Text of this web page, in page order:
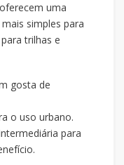
uma
simples para
trilhas e
gosta de
o uso urbano.
para